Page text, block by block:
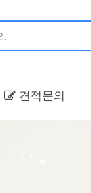
견적문의